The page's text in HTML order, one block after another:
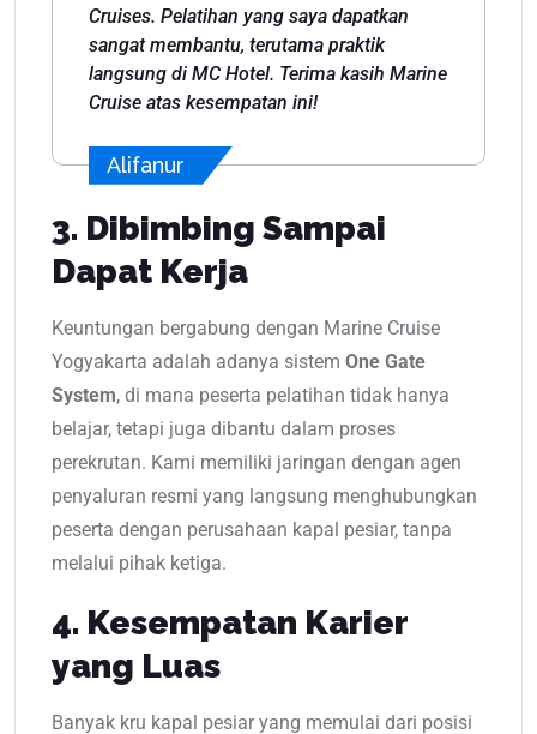
Cruises. Pelatihan yang saya dapatkan
sangat membantu, terutama praktik
langsung di MC Hotel. Terima kasih Marine
Cruise atas kesempatan ini!
Alifanur
3. Dibimbing Sampai
Dapat Kerja
Keuntungan bergabung dengan Marine Cruise
Yogyakarta adalah adanya sistem One Gate
System, di mana peserta pelatihan tidak hanya
belajar, tetapi juga dibantu dalam proses
perekrutan. Kami memiliki jaringan dengan agen
penyaluran resmi yang langsung menghubungkan
peserta dengan perusahaan kapal pesiar, tanpa
melalui pihak ketiga.
4. Kesempatan Karier
yang Luas
Banyak kru kapal pesiar yang memulai dari posisi